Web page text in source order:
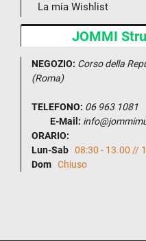
La mia Wishlist
JOMMI
NEGOZIO: Corso della
(Roma)
TELEFONO: 06 963 1081
E-Mail:
ORARIO:
Lun-Sab 08:30 - 13.00 //
Dom Chiuso